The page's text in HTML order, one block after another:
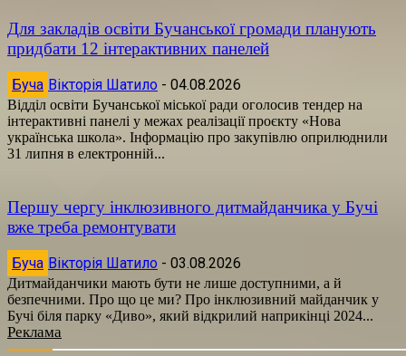
Для закладів освіти Бучанської громади планують
придбати 12 інтерактивних панелей
Буча Вікторія Шатило - 04.08.2026
Відділ освіти Бучанської міської ради оголосив тендер на
інтерактивні панелі у межах реалізації проєкту «Нова
українська школа». Інформацію про закупівлю оприлюднили
31 липня в електронній...
Першу чергу інклюзивного дитмайданчика у Бучі
вже треба ремонтувати
Буча Вікторія Шатило - 03.08.2026
Дитмайданчики мають бути не лише доступними, а й
безпечними. Про що це ми? Про інклюзивний майданчик у
Бучі біля парку «Диво», який відкрилий наприкінці 2024...
Реклама